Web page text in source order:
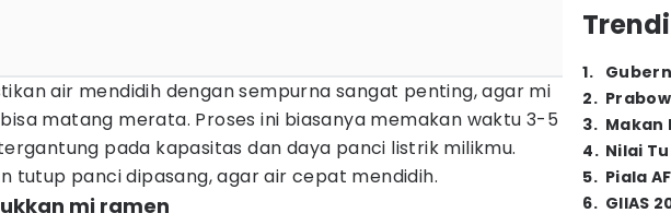
air mendidih dengan sempurna sangat penting, agar mi
matang merata. Proses ini biasanya memakan waktu 3-5
pada kapasitas dan daya panci listrik milikmu.
tutup panci dipasang, agar air cepat mendidih.
mi ramen
1.
2.
3. Makan
4. Nilai
5. Piala
6. GIIAS